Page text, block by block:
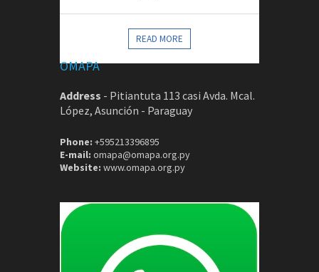
READ MORE
OMAPA
Address - Pitiantuta 113 casi Avda. Mcal.
López, Asunción - Paraguay
Phone: +595213396895
E-mail: omapa@omapa.org.py
Website: www.omapa.org.py